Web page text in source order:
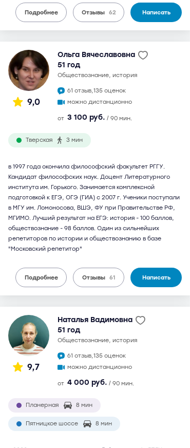
Подробнее Отзывы 62 Написать
9,0
Ольга Вячеславовна
51 год
обществознание, история
61 отзыв,135 оценок
можно дистанционно
от 3 100 руб. / 90 мин.
Тверская 3 мин
в 1997 года окончила философский факультет РГГУ.
Кандидат философских наук. Доцент Литературного
института им. Горького. Занимается комплексной
подготовкой к ЕГЭ, ОГЭ (ГИА) с 2007 г. Ученики поступали
в МГУ им. Ломоносова, ВШЭ, ФУ при Правительстве РФ,
МГИМО. Лучший результат на ЕГЭ: история - 100 баллов,
обществознание - 98 баллов. Один из сильнейших
репетиторов по истории и обществознанию в базе
"Московский репетитор"
Подробнее Отзывы 61 Написать
9,7
Наталья Вадимовна
51 год
обществознание, история
61 отзыв,135 оценок
можно дистанционно
от 4 000 руб. / 90 мин.
Планерная 8 мин
Пятницкое шоссе 8 мин